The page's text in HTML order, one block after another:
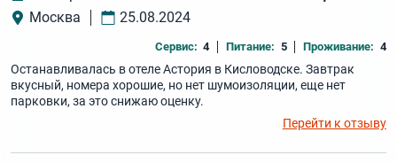
Москва
25.08.2024
Сервис: 4 Питание: 5 Проживание: 4
Останавливалась в отеле Астория в Кисловодске. Завтрак
вкусный, номера хорошие, но нет шумоизоляции, еще нет
парковки, за это снижаю оценку.
Перейти к отзыву